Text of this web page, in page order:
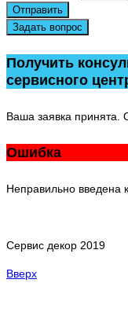
Отправить
Задать вопрос
Получить
сервисного
Ваша заявка принята.
Ошибка
Неправильно введена
Сервис декор 2019
Вверх